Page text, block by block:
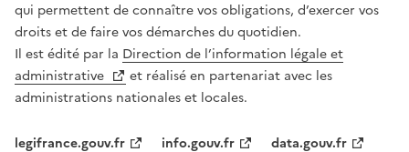
qui permettent de connaître vos obligations, d’exercer vos
droits et de faire vos démarches du quotidien.
Il est édité par la Direction de l’information légale et
administrative
et réalisé en partenariat avec les
administrations nationales et locales.
legifrance.gouv.fr info.gouv.fr data.gouv.fr